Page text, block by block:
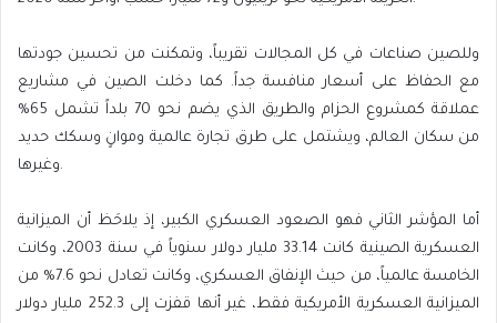
وللصين صناعات في كل المجالات تقريباً، وتمكنت من تحسين جودتها
مع الحفاظ على أسعار منافسة جداً. كما دخلت الصين في مشاريع
عملاقة كمشروع الحزام والطريق الذي يضم نحو 70 بلداً تشمل 65%
من سكان العالم، ويشتمل على طرق تجارة عالمية وموانٍ وسكك حديد
وغيرها.
أما المؤشر الثاني فهو الصعود العسكري الكبير، إذ يلاحَظ أن الميزانية
العسكرية الصينية كانت 33.14 مليار دولار سنوياً في سنة 2003، وكانت
الخامسة عالمياً، من حيث الإنفاق العسكري، وكانت تعادل نحو 7.6% من
الميزانية العسكرية الأمريكية فقط، غير أنها قفزت إلى 252.3 مليار دولار